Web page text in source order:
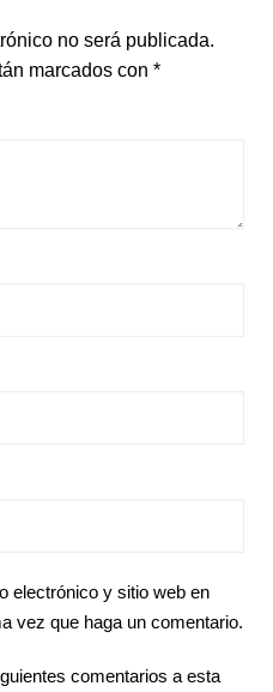
no será publicada.
marcados con *
electrónico y sitio web en
vez que haga un comentario.
comentarios a esta